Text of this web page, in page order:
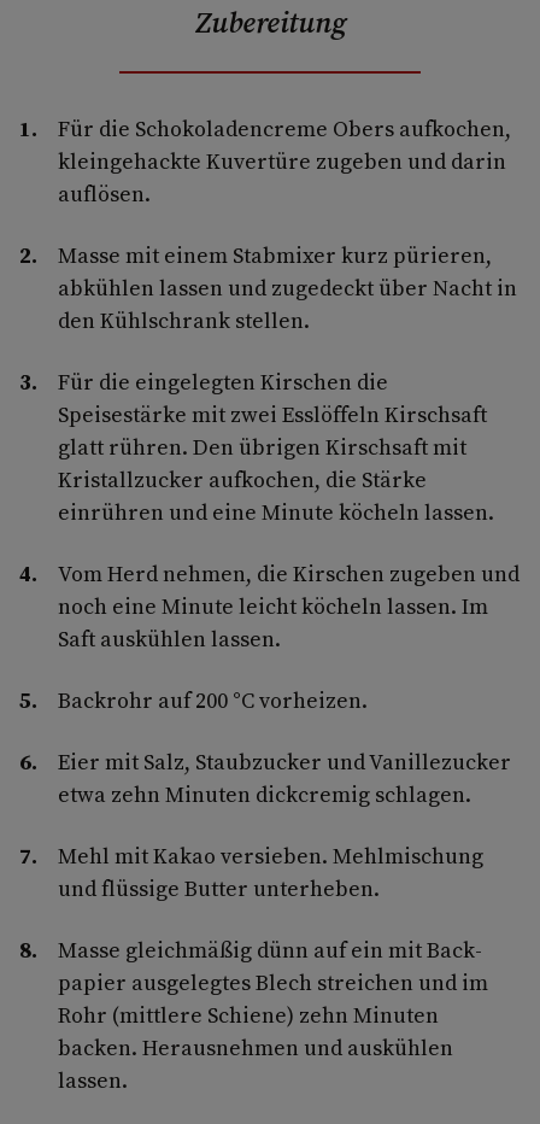
Zubereitung
Für die Schokoladencreme Obers aufkochen,
kleingehackte Kuvertüre zugeben und darin
auflösen.
Masse mit einem Stabmixer kurz pürieren,
ab­kühlen lassen und zugedeckt über Nacht in
den Kühlschrank stellen.
Für die eingelegten Kirschen die
Speisestärke mit zwei Esslöffeln Kirschsaft
glatt rühren. Den übrigen Kirschsaft mit
Kristallzucker aufkochen, die Stärke
einrühren und eine Minute köcheln lassen.
Vom Herd nehmen, die Kirschen zugeben und
noch eine Minute leicht köcheln lassen. Im
Saft auskühlen lassen.
Backrohr auf 200 °C vorheizen.
Eier mit Salz, Staubzucker und Vanillezucker
etwa zehn Minuten dickcremig schlagen.
Mehl mit Kakao versieben. Mehlmischung
und flüssige Butter unterheben.
Masse gleichmäßig dünn auf ein mit Back­
papier ausgelegtes Blech streichen und im
Rohr (mittlere Schiene) zehn Minuten
backen. Herausnehmen und auskühlen
lassen.